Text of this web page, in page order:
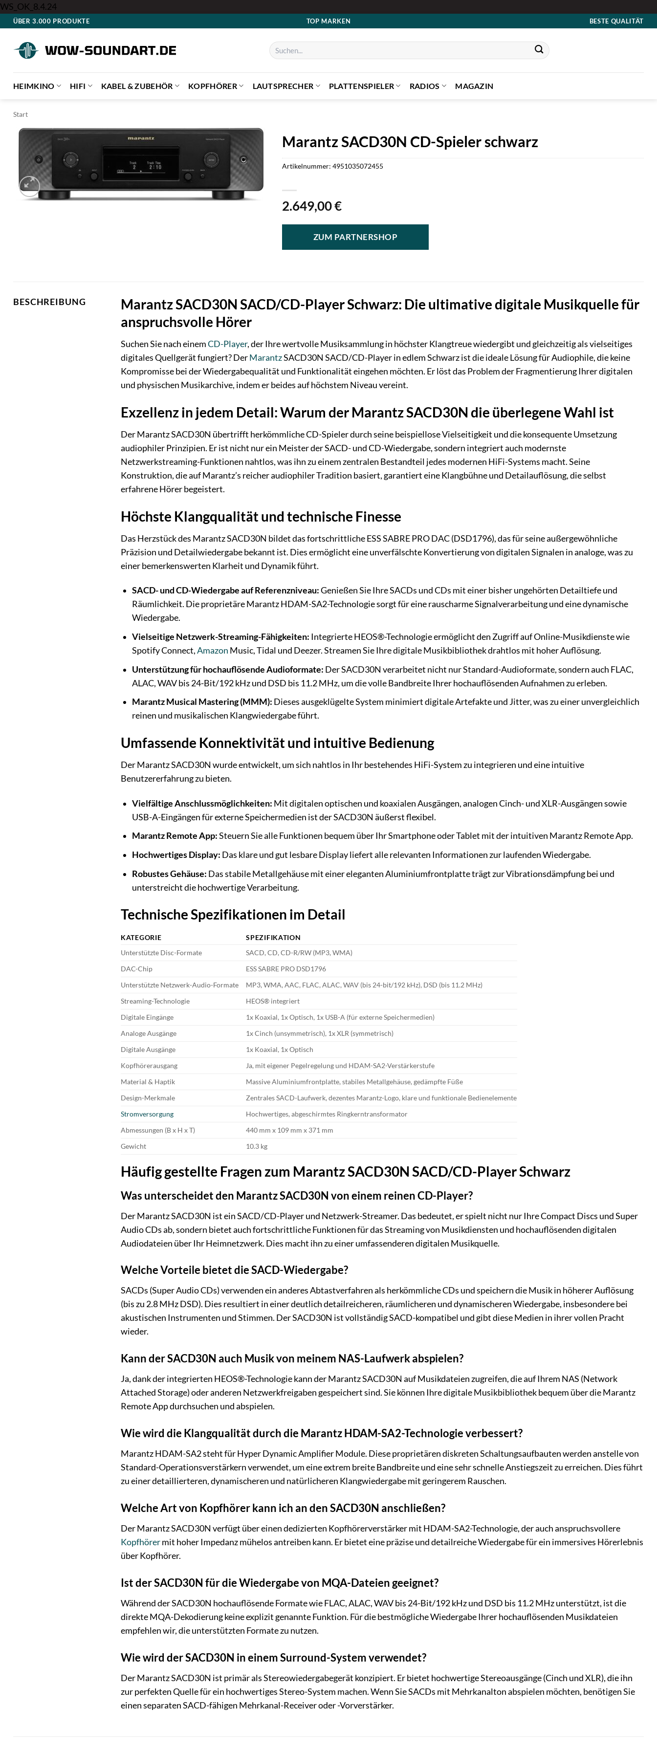
WS_OK_8.4.24Zum
Inhalt
ÜBER 3.000 PRODUKTE TOP MARKEN BESTE QUALITÄT
Suchen
nach:
HEIMKINO HIFI KABEL & ZUBEHÖR KOPFHÖRER LAUTSPRECHER PLATTENSPIELER RADIOS MAGAZIN
Start
Marantz SACD30N CD-Spieler schwarz
2.649,00€
ZUM PARTNERSHOP
Artikelnummer: 4951035072455
BESCHREIBUNG
Marantz SACD30N SACD/CD-Player Schwarz: Die ultimative digitale Musikquelle für
anspruchsvolle Hörer
Suchen Sie nach einemCD-Player, der Ihre wertvolle Musiksammlung in höchster Klangtreue wiedergibt und gleichzeitig als vielseitiges
digitales Quellgerät fungiert? DerMarantzSACD30N SACD/CD-Player in edlem Schwarz ist die ideale Lösung für Audiophile, die keine
Kompromisse bei der Wiedergabequalität und Funktionalität eingehen möchten. Er löst das Problem der Fragmentierung Ihrer digitalen
und physischen Musikarchive, indem er beides auf höchstem Niveau vereint.
Exzellenz in jedem Detail: Warum der Marantz SACD30N die überlegene Wahl ist
Der Marantz SACD30N übertrifft herkömmliche CD-Spieler durch seine beispiellose Vielseitigkeit und die konsequente Umsetzung
audiophiler Prinzipien. Er ist nicht nur ein Meister der SACD- und CD-Wiedergabe, sondern integriert auch modernste
Netzwerkstreaming-Funktionen nahtlos, was ihn zu einem zentralen Bestandteil jedes modernen HiFi-Systems macht. Seine
Konstruktion, die auf Marantz’s reicher audiophiler Tradition basiert, garantiert eine Klangbühne und Detailauflösung, die selbst
erfahrene Hörer begeistert.
Höchste Klangqualität und technische Finesse
Das Herzstück des Marantz SACD30N bildet das fortschrittliche ESS SABRE PRO DAC (DSD1796), das für seine außergewöhnliche
Präzision und Detailwiedergabe bekannt ist. Dies ermöglicht eine unverfälschte Konvertierung von digitalen Signalen in analoge, was zu
einer bemerkenswerten Klarheit und Dynamik führt.
SACD- und CD-Wiedergabe auf Referenzniveau:Genießen Sie Ihre SACDs und CDs mit einer bisher ungehörten Detailtiefe und
Räumlichkeit. Die proprietäre Marantz HDAM-SA2-Technologie sorgt für eine rauscharme Signalverarbeitung und eine dynamische
Wiedergabe.
Vielseitige Netzwerk-Streaming-Fähigkeiten: Integrierte HEOS®-Technologie ermöglicht den Zugriff auf Online-Musikdienste wie
Spotify Connect,Amazon Music, Tidal und Deezer. Streamen Sie Ihre digitale Musikbibliothek drahtlos mit hoher Auflösung.
Unterstützung für hochauflösende Audioformate: Der SACD30N verarbeitet nicht nur Standard-Audioformate, sondern auch FLAC,
ALAC, WAV bis 24-Bit/192 kHz und DSD bis 11.2 MHz, um die volle Bandbreite Ihrer hochauflösenden Aufnahmen zu erleben.
Marantz Musical Mastering (MMM): Dieses ausgeklügelte System minimiert digitale Artefakte und Jitter, was zu einer unvergleichlich
reinen und musikalischen Klangwiedergabe führt.
Umfassende Konnektivität und intuitive Bedienung
Der Marantz SACD30N wurde entwickelt, um sich nahtlos in Ihr bestehendes HiFi-System zu integrieren und eine intuitive
Benutzererfahrung zu bieten.
Vielfältige Anschlussmöglichkeiten: Mit digitalen optischen und koaxialen Ausgängen, analogen Cinch- und XLR-Ausgängen sowie
USB-A-Eingängen für externe Speichermedien ist der SACD30N äußerst flexibel.
Marantz Remote App:Steuern Sie alle Funktionen bequem über Ihr Smartphone oder Tablet mit der intuitiven Marantz Remote App.
Hochwertiges Display: Das klare und gut lesbare Display liefert alle relevanten Informationen zur laufenden Wiedergabe.
Robustes Gehäuse: Das stabile Metallgehäuse mit einer eleganten Aluminiumfrontplatte trägt zur Vibrationsdämpfung bei und
unterstreicht die hochwertige Verarbeitung.
Technische Spezifikationen im Detail
KATEGORIE
SPEZIFIKATION
Unterstützte Disc-Formate
SACD, CD, CD-R/RW (MP3, WMA)
DAC-Chip
ESS SABRE PRO DSD1796
Unterstützte Netzwerk-Audio-Formate
MP3, WMA, AAC, FLAC, ALAC, WAV (bis 24-bit/192 kHz), DSD (bis 11.2 MHz)
Streaming-Technologie
HEOS® integriert
Digitale Eingänge
1x Koaxial, 1x Optisch, 1x USB-A (für externe Speichermedien)
Analoge Ausgänge
1x Cinch (unsymmetrisch), 1x XLR (symmetrisch)
Digitale Ausgänge
1x Koaxial, 1x Optisch
Kopfhörerausgang
Ja, mit eigener Pegelregelung und HDAM-SA2-Verstärkerstufe
Material & Haptik
Massive Aluminiumfrontplatte, stabiles Metallgehäuse, gedämpfte Füße
Design-Merkmale
Zentrales SACD-Laufwerk, dezentes Marantz-Logo, klare und funktionale Bedienelemente
Stromversorgung
Hochwertiges, abgeschirmtes Ringkerntransformator
Abmessungen (B x H x T)
440 mm x 109 mm x 371 mm
Gewicht
10.3 kg
Häufig gestellte Fragen zum Marantz SACD30N SACD/CD-Player Schwarz
Was unterscheidet den Marantz SACD30N von einem reinen CD-Player?
Der Marantz SACD30N ist ein SACD/CD-Player und Netzwerk-Streamer. Das bedeutet, er spielt nicht nur Ihre Compact Discs und Super
Audio CDs ab, sondern bietet auch fortschrittliche Funktionen für das Streaming von Musikdiensten und hochauflösenden digitalen
Audiodateien über Ihr Heimnetzwerk. Dies macht ihn zu einer umfassenderen digitalen Musikquelle.
Welche Vorteile bietet die SACD-Wiedergabe?
SACDs (Super Audio CDs) verwenden ein anderes Abtastverfahren als herkömmliche CDs und speichern die Musik in höherer Auflösung
(bis zu 2.8 MHz DSD). Dies resultiert in einer deutlich detailreicheren, räumlicheren und dynamischeren Wiedergabe, insbesondere bei
akustischen Instrumenten und Stimmen. Der SACD30N ist vollständig SACD-kompatibel und gibt diese Medien in ihrer vollen Pracht
wieder.
Kann der SACD30N auch Musik von meinem NAS-Laufwerk abspielen?
Ja, dank der integrierten HEOS®-Technologie kann der Marantz SACD30N auf Musikdateien zugreifen, die auf Ihrem NAS (Network
Attached Storage) oder anderen Netzwerkfreigaben gespeichert sind. Sie können Ihre digitale Musikbibliothek bequem über die Marantz
Remote App durchsuchen und abspielen.
Wie wird die Klangqualität durch die Marantz HDAM-SA2-Technologie verbessert?
Marantz HDAM-SA2 steht für Hyper Dynamic Amplifier Module. Diese proprietären diskreten Schaltungsaufbauten werden anstelle von
Standard-Operationsverstärkern verwendet, um eine extrem breite Bandbreite und eine sehr schnelle Anstiegszeit zu erreichen. Dies führt
zu einer detaillierteren, dynamischeren und natürlicheren Klangwiedergabe mit geringerem Rauschen.
Welche Art von Kopfhörer kann ich an den SACD30N anschließen?
Der Marantz SACD30N verfügt über einen dedizierten Kopfhörerverstärker mit HDAM-SA2-Technologie, der auch anspruchsvollere
Kopfhörermit hoher Impedanz mühelos antreiben kann. Er bietet eine präzise und detailreiche Wiedergabe für ein immersives Hörerlebnis
über Kopfhörer.
Ist der SACD30N für die Wiedergabe von MQA-Dateien geeignet?
Während der SACD30N hochauflösende Formate wie FLAC, ALAC, WAV bis 24-Bit/192 kHz und DSD bis 11.2 MHz unterstützt, ist die
direkte MQA-Dekodierung keine explizit genannte Funktion. Für die bestmögliche Wiedergabe Ihrer hochauflösenden Musikdateien
empfehlen wir, die unterstützten Formate zu nutzen.
Wie wird der SACD30N in einem Surround-System verwendet?
Der Marantz SACD30N ist primär als Stereowiedergabegerät konzipiert. Er bietet hochwertige Stereoausgänge (Cinch und XLR), die ihn
zur perfekten Quelle für ein hochwertiges Stereo-System machen. Wenn Sie SACDs mit Mehrkanalton abspielen möchten, benötigen Sie
einen separaten SACD-fähigen Mehrkanal-Receiver oder -Vorverstärker.